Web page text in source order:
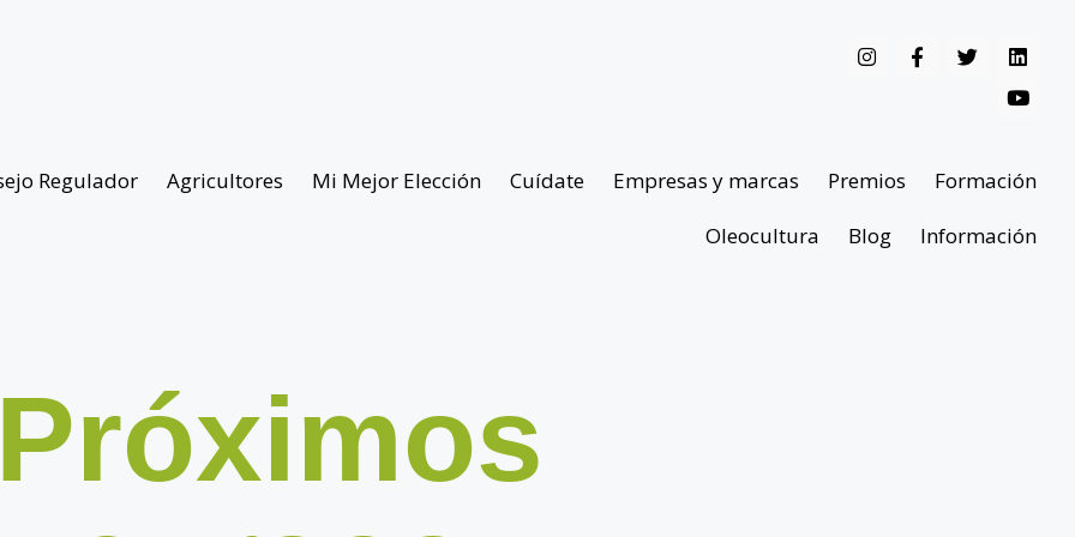
Regulador Agricultores Mi Mejor Elección Cuídate Empresas y marcas Premios
Formación
Oleocultura
Blog Información